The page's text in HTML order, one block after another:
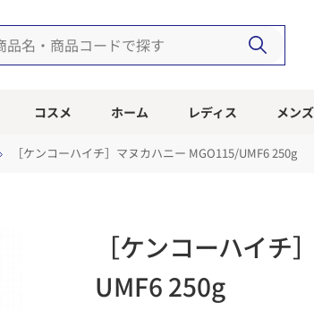
コスメ ホーム レディス メンズ
［ケンコーハイチ］マヌカハニー MGO115/UMF6 250g
［ケンコーハイ
UMF6 250g